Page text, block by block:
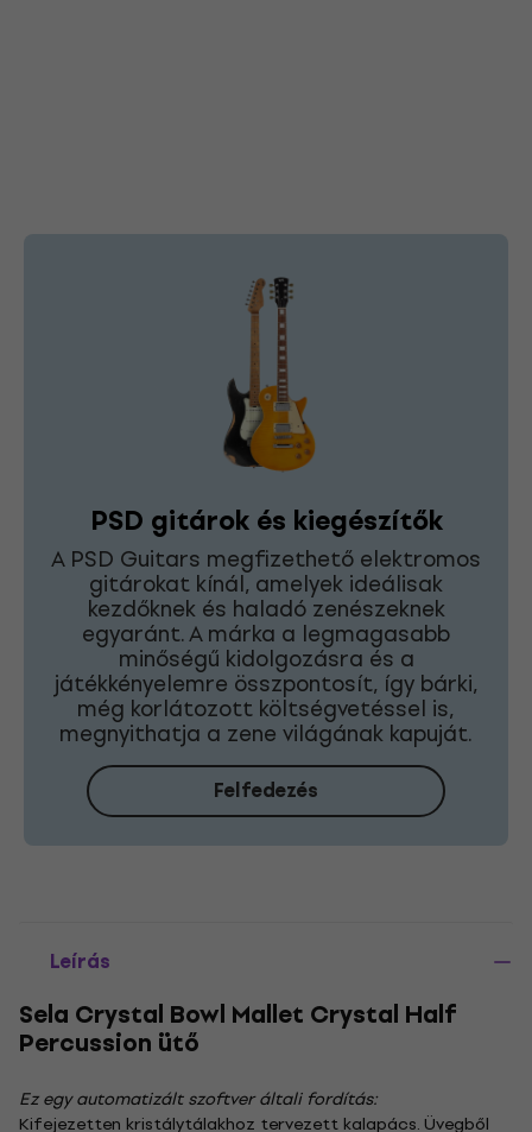
PSD gitárok és kiegészítők
A PSD Guitars megfizethető elektromos
gitárokat kínál, amelyek ideálisak
kezdőknek és haladó zenészeknek
egyaránt. A márka a legmagasabb
minőségű kidolgozásra és a
játékkényelemre összpontosít, így bárki,
még korlátozott költségvetéssel is,
megnyithatja a zene világának kapuját.
Felfedezés
Leírás
Sela Crystal Bowl Mallet Crystal Half
Percussion ütő
Ez egy automatizált szoftver általi fordítás:
Kifejezetten kristálytálakhoz tervezett kalapács. Üvegből